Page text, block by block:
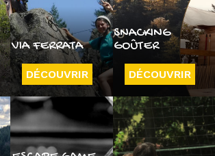
VIA FERRATA
DÉCOUVRIR
SNACKING
GOÛTER
DÉCOUVRIR